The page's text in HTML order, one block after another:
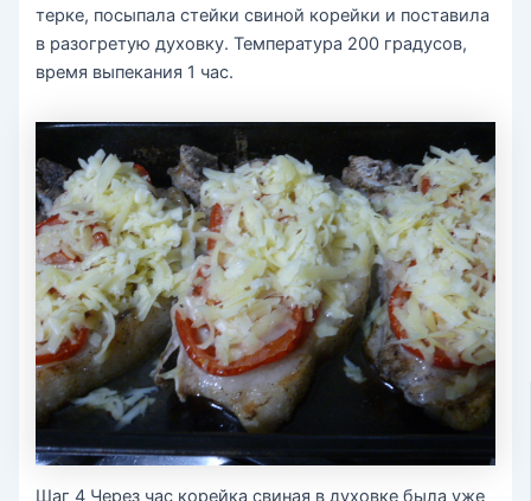
терке, посыпала стейки свиной корейки и поставила
в разогретую духовку. Температура 200 градусов,
время выпекания 1 час.
Шаг 4 Через час корейка свиная в духовке была уже